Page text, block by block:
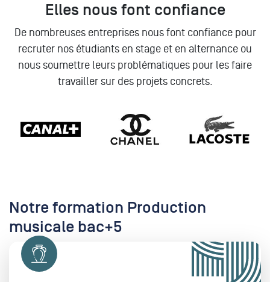
Elles nous font confiance
De nombreuses entreprises nous font confiance pour
recruter nos étudiants en stage et en alternance ou
nous soumettre leurs problématiques pour les faire
travailler sur des projets concrets.
Notre formation Production
musicale bac+5